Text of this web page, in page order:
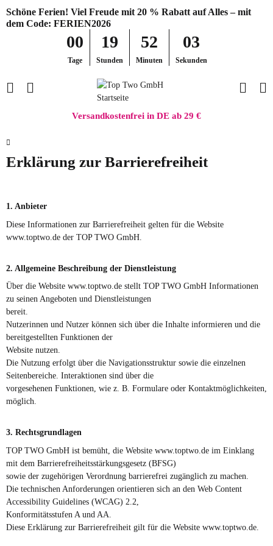
Schöne Ferien! Viel Freude mit 20 % Rabatt auf Alles – mit
dem Code: FERIEN2026
00
Tage
19
Stunden
52
Minuten
03
Sekunden
Versandkostenfrei in DE ab 29 €
Erklärung zur Barrierefreiheit
1. Anbieter
Diese Informationen zur Barrierefreiheit gelten für die Website
www.toptwo.de der TOP TWO GmbH.
2. Allgemeine Beschreibung der Dienstleistung
Über die Website www.toptwo.de stellt TOP TWO GmbH Informationen
zu seinen Angeboten und Dienstleistungen
bereit.
Nutzerinnen und Nutzer können sich über die Inhalte informieren und die
bereitgestellten Funktionen der
Website nutzen.
Die Nutzung erfolgt über die Navigationsstruktur sowie die einzelnen
Seitenbereiche. Interaktionen sind über die
vorgesehenen Funktionen, wie z. B. Formulare oder Kontaktmöglichkeiten,
möglich.
3. Rechtsgrundlagen
TOP TWO GmbH ist bemüht, die Website www.toptwo.de im Einklang
mit dem Barrierefreiheitsstärkungsgesetz (BFSG)
sowie der zugehörigen Verordnung barrierefrei zugänglich zu machen.
Die technischen Anforderungen orientieren sich an den Web Content
Accessibility Guidelines (WCAG) 2.2,
Konformitätsstufen A und AA.
Diese Erklärung zur Barrierefreiheit gilt für die Website www.toptwo.de.